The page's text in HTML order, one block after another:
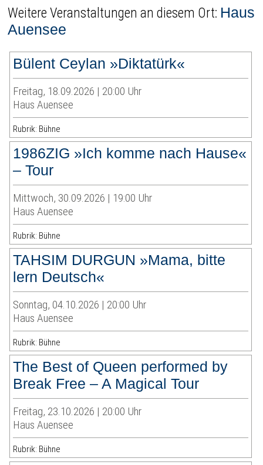
Weitere Veranstaltungen an diesem Ort: Haus
Auensee
Bülent Ceylan »Diktatürk«
Freitag, 18.09.2026 | 20:00 Uhr
Haus Auensee
Rubrik: Bühne
1986ZIG »Ich komme nach Hause«
– Tour
Mittwoch, 30.09.2026 | 19:00 Uhr
Haus Auensee
Rubrik: Bühne
TAHSIM DURGUN »Mama, bitte
lern Deutsch«
Sonntag, 04.10.2026 | 20:00 Uhr
Haus Auensee
Rubrik: Bühne
The Best of Queen performed by
Break Free – A Magical Tour
Freitag, 23.10.2026 | 20:00 Uhr
Haus Auensee
Rubrik: Bühne